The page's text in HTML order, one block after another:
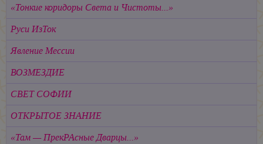
«Тонкие коридоры Света и Чистоты...»
Руси ИзТок
Явление Мессии
ВОЗМЕЗДИЕ
СВЕТ СОФИИ
ОТКРЫТОЕ ЗНАНИЕ
«Там — ПрекРАсные Дварцы...»